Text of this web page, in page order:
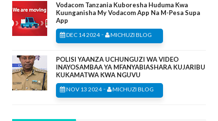
Vodacom Tanzania Kuboresha Huduma Kwa
Kuunganisha My Vodacom App Na M-Pesa Supa
App
DEC 14 2024- MICHUZI BLOG
POLISI YAANZA UCHUNGUZI WA VIDEO
INAYOSAMBAA YA MFANYABIASHARA KUJARIBU
KUKAMATWA KWA NGUVU
NOV 13 2024- MICHUZI BLOG